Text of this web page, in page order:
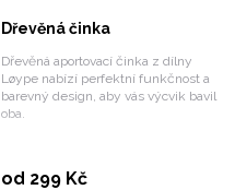
Dřevěná činka
Dřevěná aportovací činka z dílny
Løype nabízí perfektní funkčnost a
barevný design, aby vás výcvik bavil
oba.
od 299 KčVybrat variantu